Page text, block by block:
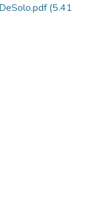
(5.41